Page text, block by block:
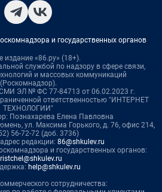
и государственных органов
издание «86.ру» (18+).
службой по надзору в сфере связи,
и массовых коммуникаций
(Роскомнадзор).
ЭЛ № ФС 77-84713 от 06.02.2023 г.
ответственностью "ИНТЕРНЕТ
ТЕХНОЛОГИИ"
Познахарева Елена Павловна
ул. Максима Горького, д. 76, офис 214,
56-72-72 (доб. 3736)
редакции: 86@shkulev.ru
и государственных органов:
help@shkulev.ru
сотрудничества: